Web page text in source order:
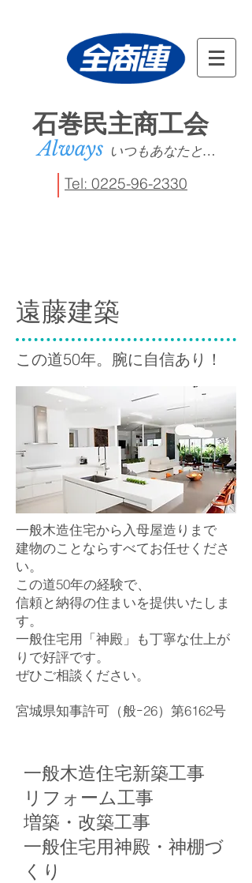
石巻民主商工会
Always いつもあなたと…
Tel: 0225-96-2330
​遠藤建築
この道50年。腕に自信あり！
一般木造住宅から入母屋造りまで
建物のことならすべてお任せくださ
い。
この道50年の経験で、
信頼と納得の住まいを提供いたしま
す。
一般住宅用「神殿」も丁寧な仕上が
りで好評です。
ぜひご相談ください。
宮城県知事許可（般ｰ26）第6162号
一般木造住宅新築工事
リフォーム工事
増築・改築工事
一般住宅用神殿・神棚づ
くり